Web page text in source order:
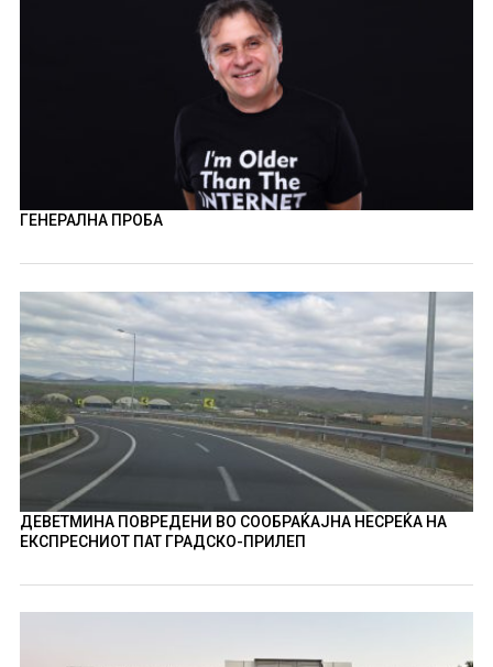
ГЕНЕРАЛНА ПРОБА
ДЕВЕТМИНА ПОВРЕДЕНИ ВО СООБРАЌАЈНА НЕСРЕЌА НА
ЕКСПРЕСНИОТ ПАТ ГРАДСКО-ПРИЛЕП